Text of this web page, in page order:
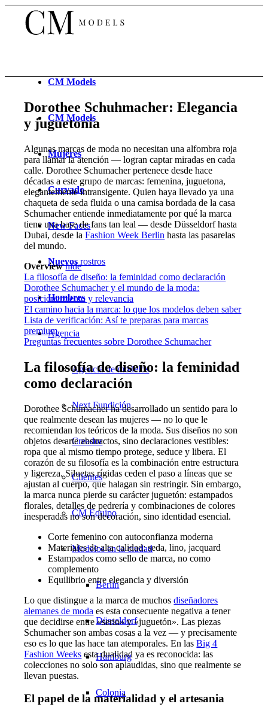
CM Models
CM Models
Mujeres
Curvado
NewFaces
Nuevos rostros
Hombres
Agencia
Agencia de modelos
Next Fundición
Creador
Clientes
CM Equipo
Modelos en la ciudad
Berlin
Düsseldorf
Hamburg
Colonia
Dorothee Schuhmacher: Elegancia
y juguetonía
Algunas marcas de moda no necesitan una alfombra roja
para llamar la atención — logran captar miradas en cada
calle. Dorothee Schumacher pertenece desde hace
décadas a este grupo de marcas: femenina, juguetona,
elegantemente intransigente. Quien haya llevado ya una
chaqueta de seda fluida o una camisa bordada de la casa
Schumacher entiende inmediatamente por qué la marca
tiene una base de fans tan leal — desde Düsseldorf hasta
Dubai, desde laFashion Week Berlin hasta las pasarelas
del mundo.
Overview hide
La filosofía de diseño: la feminidad como declaración
Dorothee Schumacher y el mundo de la moda:
posicionamiento y relevancia
El camino hacia la marca: lo que los modelos deben saber
Lista de verificación: Así te preparas para marcas
premium
Preguntas frecuentes sobre Dorothee Schumacher
La filosofía de diseño: la feminidad
como declaración
Dorothee Schumacher ha desarrollado un sentido para lo
que realmente desean las mujeres — no lo que le
recomiendan los teóricos de la moda. Sus diseños no son
objetos de arte abstractos, sino declaraciones vestibles:
ropa que al mismo tiempo protege, seduce y libera. El
corazón de su filosofía es la combinación entre estructura
y ligereza. Siluetas rígidas ceden el paso a líneas que se
ajustan al cuerpo, que halagan sin restringir. Sin embargo,
la marca nunca pierde su carácter juguetón: estampados
florales, detalles de pedrería y combinaciones de colores
inesperadas no son decoración, sino identidad esencial.
Corte femenino con autoconfianza moderna
Materiales de alta calidad: seda, lino, jacquard
Estampados como sello de marca, no como
complemento
Equilibrio entre elegancia y diversión
Lo que distingue a la marca de muchosdiseñadores
alemanes de moda es esta consecuente negativa a tener
que decidirse entre «serio» y «juguetón». Las piezas
Schumacher son ambas cosas a la vez — y precisamente
eso es lo que las hace tan atemporales. En lasBig 4
Fashion Weeks esta dualidad ya es reconocida: las
colecciones no solo son aplaudidas, sino que realmente se
llevan puestas.
El papel de la materialidad y el artesania